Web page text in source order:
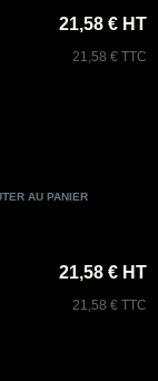
21,58 € HT
21,58 € TTC
21,58 € HT
21,58 € TTC